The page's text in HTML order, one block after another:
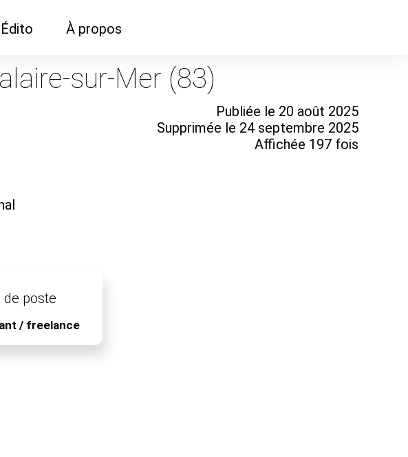
Édito
Newsletter
À propos
Nous contacter
sur-Mer (83)
Publiée le 20 août 2025
Supprimée le 24 septembre 2025
Affichée 197 fois
de poste
/ freelance